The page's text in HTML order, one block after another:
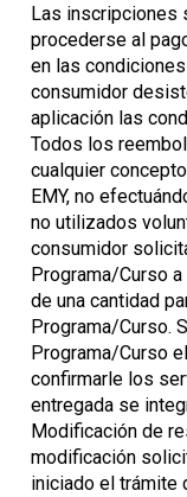
Las inscripciones
procederse al
en las
consumidor
aplicación las
Todos los
cualquier
EMY, no
no utilizados
consumidor
Programa/Curso
de una cantidad
Programa/Curso.
Programa/Curso
confirmarle los
entregada se
Modificación de
modificación
iniciado el trámite